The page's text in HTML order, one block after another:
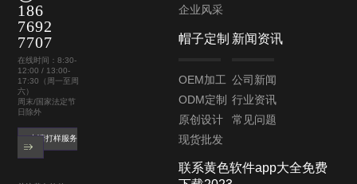
186
7692
7707
在线时间：8:30-
12:00 / 13:00-
17:30（周一至周
六）
周末/国家法定节
日除外
申请打样服务
企业风采
帽子定制
OEM加工
ODM定制
原创设计
现货批发
新闻资讯
公司新闻
行业资讯
常见问题
联系黄色软件app大全免费